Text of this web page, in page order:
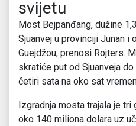
svijetu
Most Bejpanđang, dužine
Sjuanvej u provinciji Junan i
Guejdžou, prenosi Rojters.
skratiće put od Sjuanveja
četiri sata na oko sat
Izgradnja mosta trajala je tri
oko 140 miliona dolara uz